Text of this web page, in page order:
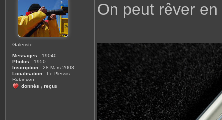
Galeriste
Messages : 19040
Photos : 1950
Inscription : 28 Mars 2008
Localisation : Le Plessis
Robinson
donnés / reçus
a
On peut rêver